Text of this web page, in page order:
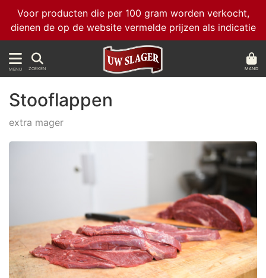
Voor producten die per 100 gram worden verkocht,
dienen de op de website vermelde prijzen als indicatie
MENU ZOEKEN MAND
Stooflappen
extra mager